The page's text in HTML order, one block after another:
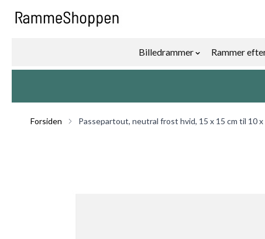
Billedrammer
Rammer
Forsiden Passepartout, neutral frost hvid, 15 x 15 cm til 10 x